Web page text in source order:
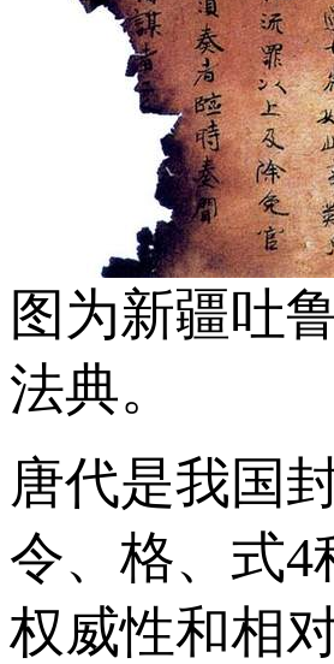
图为新疆吐
法典。
唐代是我国
令、格、式4
权威性和相